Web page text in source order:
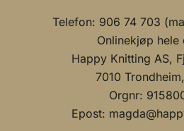
Telefon: 906 74 703
Onlinekjøp hele
Happy Knitting AS,
7010
Orgnr:
Epost: